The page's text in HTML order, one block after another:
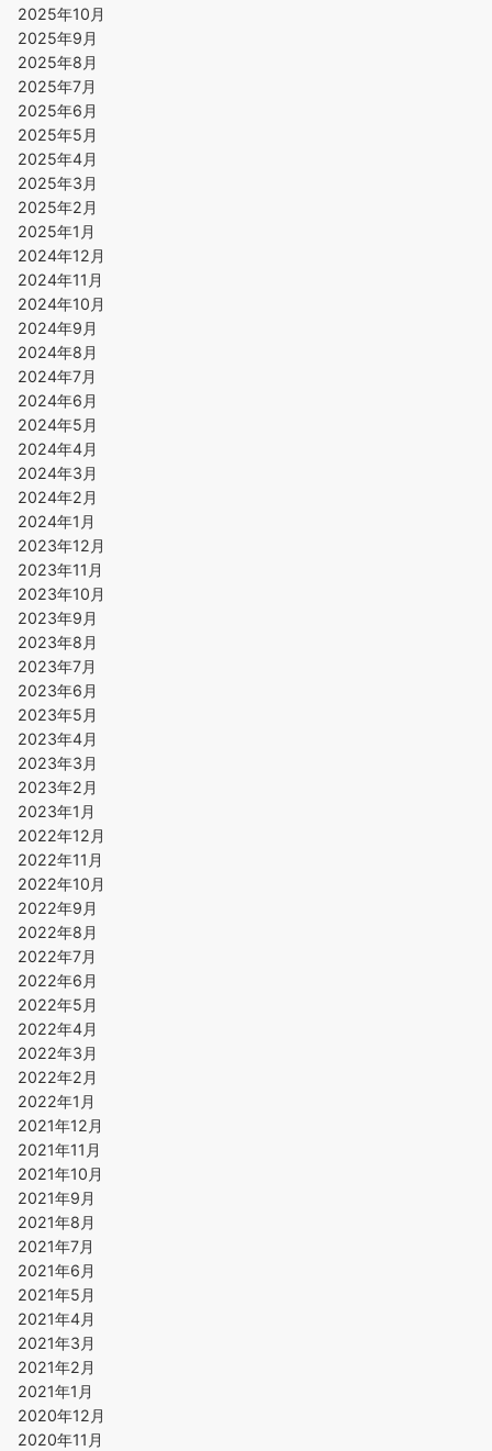
2025年10月
2025年9月
2025年8月
2025年7月
2025年6月
2025年5月
2025年4月
2025年3月
2025年2月
2025年1月
2024年12月
2024年11月
2024年10月
2024年9月
2024年8月
2024年7月
2024年6月
2024年5月
2024年4月
2024年3月
2024年2月
2024年1月
2023年12月
2023年11月
2023年10月
2023年9月
2023年8月
2023年7月
2023年6月
2023年5月
2023年4月
2023年3月
2023年2月
2023年1月
2022年12月
2022年11月
2022年10月
2022年9月
2022年8月
2022年7月
2022年6月
2022年5月
2022年4月
2022年3月
2022年2月
2022年1月
2021年12月
2021年11月
2021年10月
2021年9月
2021年8月
2021年7月
2021年6月
2021年5月
2021年4月
2021年3月
2021年2月
2021年1月
2020年12月
2020年11月